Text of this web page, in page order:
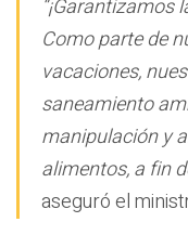
Como parte de
vacaciones,
saneamiento
manipulación y
alimentos, a fin
aseguró el